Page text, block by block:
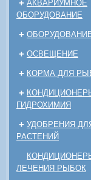
+ АКВАРИУМНОЕ
ОБОРУДОВАНИЕ
+ ОБОРУДОВАНИЕ
+ ОСВЕЩЕНИЕ
+ КОРМА ДЛЯ
+
ГИДРОХИМИЯ
+ УДОБРЕНИЯ
РАСТЕНИЙ
ЛЕЧЕНИЯ РЫБОК